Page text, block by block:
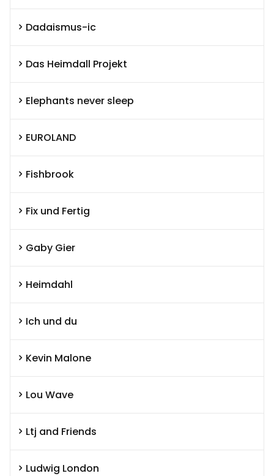
Dadaismus-ic
Das Heimdall Projekt
Elephants never sleep
EUROLAND
Fishbrook
Fix und Fertig
Gaby Gier
Heimdahl
Ich und du
Kevin Malone
Lou Wave
Ltj and Friends
Ludwig London